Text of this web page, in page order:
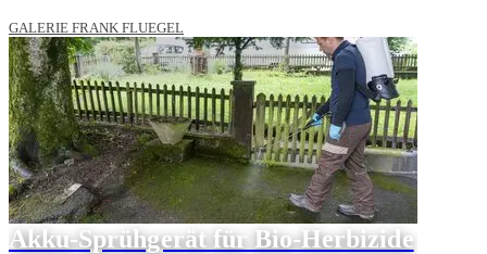
GALERIE FRANK FLUEGEL
Akku-Sprühgerät für Bio-Herbizide